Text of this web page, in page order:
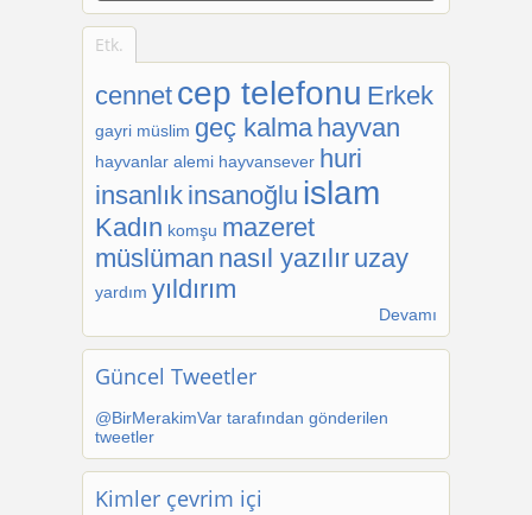
Etk.
cennet cep telefonu Erkek
gayri müslim geç kalma hayvan
hayvanlar alemi hayvansever huri
insanlık insanoğlu islam
Kadın komşu mazeret
müslüman nasıl yazılır uzay
yardım yıldırım
Devamı
Güncel Tweetler
@BirMerakimVar tarafından gönderilen
tweetler
Kimler çevrim içi